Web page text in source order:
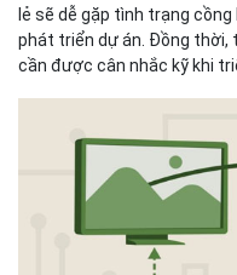
lẻ sẽ dễ gặp tình trạng
phát triển dự án. Đồng thời,
cần được cân nhắc kỹ khi